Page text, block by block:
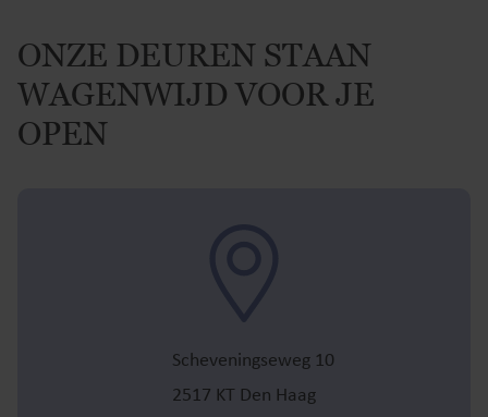
ONZE DEUREN STAAN
WAGENWIJD VOOR JE
OPEN
Scheveningseweg 10
2517 KT Den Haag